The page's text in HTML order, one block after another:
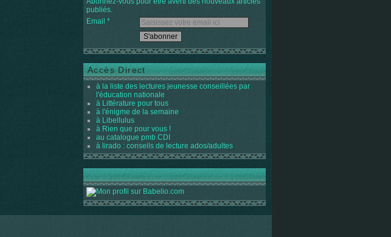
publiés.
Email
Accès Direct
à la liste des lectures jeunesse conseillées par
l'éducation nationale
à Littérature pour tous
à l'énigme de la semaine
à Libellulus
à Rien que pour vous !
au catalogue pmb CDI
à lirado : conseils de lecture ados/adultes